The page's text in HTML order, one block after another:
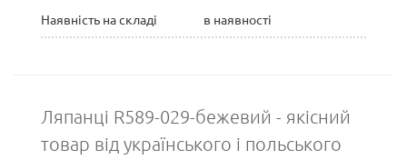
Наявність на складі в наявності
Ляпанці R589-029-бежевий - якісний
товар від українського і польського